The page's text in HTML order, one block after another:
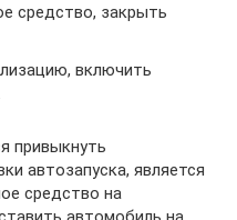
средство, закрыть
включить
привыкнуть
автозапуска, является
средство на